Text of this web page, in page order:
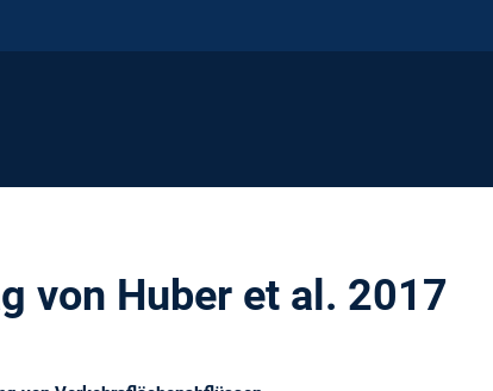
von Huber et al. 2017